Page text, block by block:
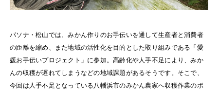
パソナ・松山では、みかん作りのお手伝いを通して生産者と消費者
の距離を縮め、また地域の活性化を目的とした取り組みである「愛
媛お手伝いプロジェクト」に参加。高齢化や人手不足により、みか
んの収穫が遅れてしまうなどの地域課題があるそうです。そこで、
今回は人手不足となっている八幡浜市のみかん農家へ収穫作業のボ